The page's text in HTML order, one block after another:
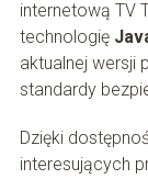
internetową TV
technologię
aktualnej wersji
standardy
Dzięki
interesujących